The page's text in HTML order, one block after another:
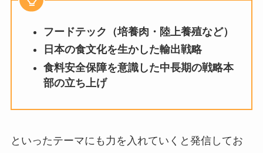
フードテック（培養肉・陸上養殖など）
日本の食文化を生かした輸出戦略
食料安全保障を意識した中長期の戦略本
部の立ち上げ
といったテーマにも力を入れていくと発信してお